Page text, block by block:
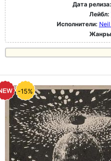
Дата релиза:
Лейбл:
Исполнители:
-15%